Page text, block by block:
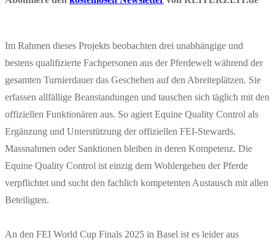
Im Rahmen dieses Projekts beobachten drei unabhängige und
bestens qualifizierte Fachpersonen aus der Pferdewelt während der
gesamten Turnierdauer das Geschehen auf den Abreiteplätzen. Sie
erfassen allfällige Beanstandungen und tauschen sich täglich mit den
offiziellen Funktionären aus. So agiert Equine Quality Control als
Ergänzung und Unterstützung der offiziellen FEI-Stewards.
Massnahmen oder Sanktionen bleiben in deren Kompetenz. Die
Equine Quality Control ist einzig dem Wohlergehen der Pferde
verpflichtet und sucht den fachlich kompetenten Austausch mit allen
Beteiligten.
An den FEI World Cup Finals 2025 in Basel ist es leider aus